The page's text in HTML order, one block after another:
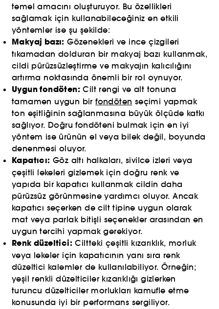
temel amacını oluşturuyor. Bu özellikleri
sağlamak için kullanabileceğiniz en etkili
yöntemler ise şu şekilde:
Makyaj bazı: Gözenekleri ve ince çizgileri
tıkamadan dolduran bir makyaj bazı kullanmak,
cildi pürüzsüzleştirme ve makyajın kalıcılığını
artırma noktasında önemli bir rol oynuyor.
Uygun fondöten: Cilt rengi ve alt tonuna
tamamen uygun bir fondöten seçimi yapmak
ton eşitliğinin sağlanmasına büyük ölçüde katkı
sağlıyor. Doğru fondöteni bulmak için en iyi
yöntem ise ürünün el veya bilek değil, boyunda
denenmesi oluyor.
Kapatıcı: Göz altı halkaları, sivilce izleri veya
çeşitli lekeleri gizlemek için doğru renk ve
yapıda bir kapatıcı kullanmak cildin daha
pürüzsüz görünmesine yardımcı oluyor. Ancak
kapatıcı seçerken de cilt tipine uygun olarak
mat veya parlak bitişli seçenekler arasından en
uygun tercihi yapmak gerekiyor.
Renk düzeltici: Ciltteki çeşitli kızarıklık, morluk
veya lekeler için kapatıcının yanı sıra renk
düzeltici kalemler de kullanılabiliyor. Örneğin;
yeşil renkli düzelticiler kızarıklığı gizlerken
turuncu düzelticiler morlukları kamufle etme
konusunda iyi bir performans sergiliyor.